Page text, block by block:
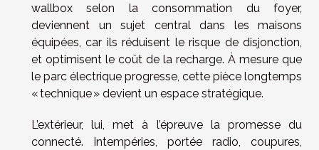
wallbox selon la consommation du foyer,
deviennent un sujet central dans les maisons
équipées, car ils réduisent le risque de disjonction,
et optimisent le coût de la recharge. À mesure que
le parc électrique progresse, cette pièce longtemps
« technique » devient un espace stratégique.
L’extérieur, lui, met à l’épreuve la promesse du
connecté. Intempéries, portée radio, coupures,